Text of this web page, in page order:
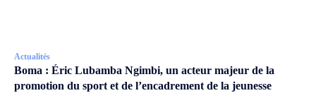
Actualités
Boma : Éric Lubamba Ngimbi, un acteur majeur de la
promotion du sport et de l’encadrement de la jeunesse